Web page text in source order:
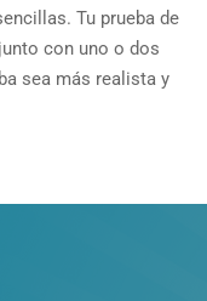
Tu prueba de
con uno o dos
sea más realista y